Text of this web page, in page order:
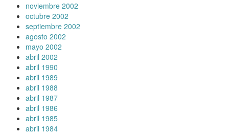
noviembre 2002
octubre 2002
septiembre 2002
agosto 2002
mayo 2002
abril 2002
abril 1990
abril 1989
abril 1988
abril 1987
abril 1986
abril 1985
abril 1984